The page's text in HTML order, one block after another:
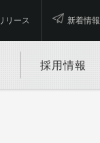
リース 新着情報
採用情報